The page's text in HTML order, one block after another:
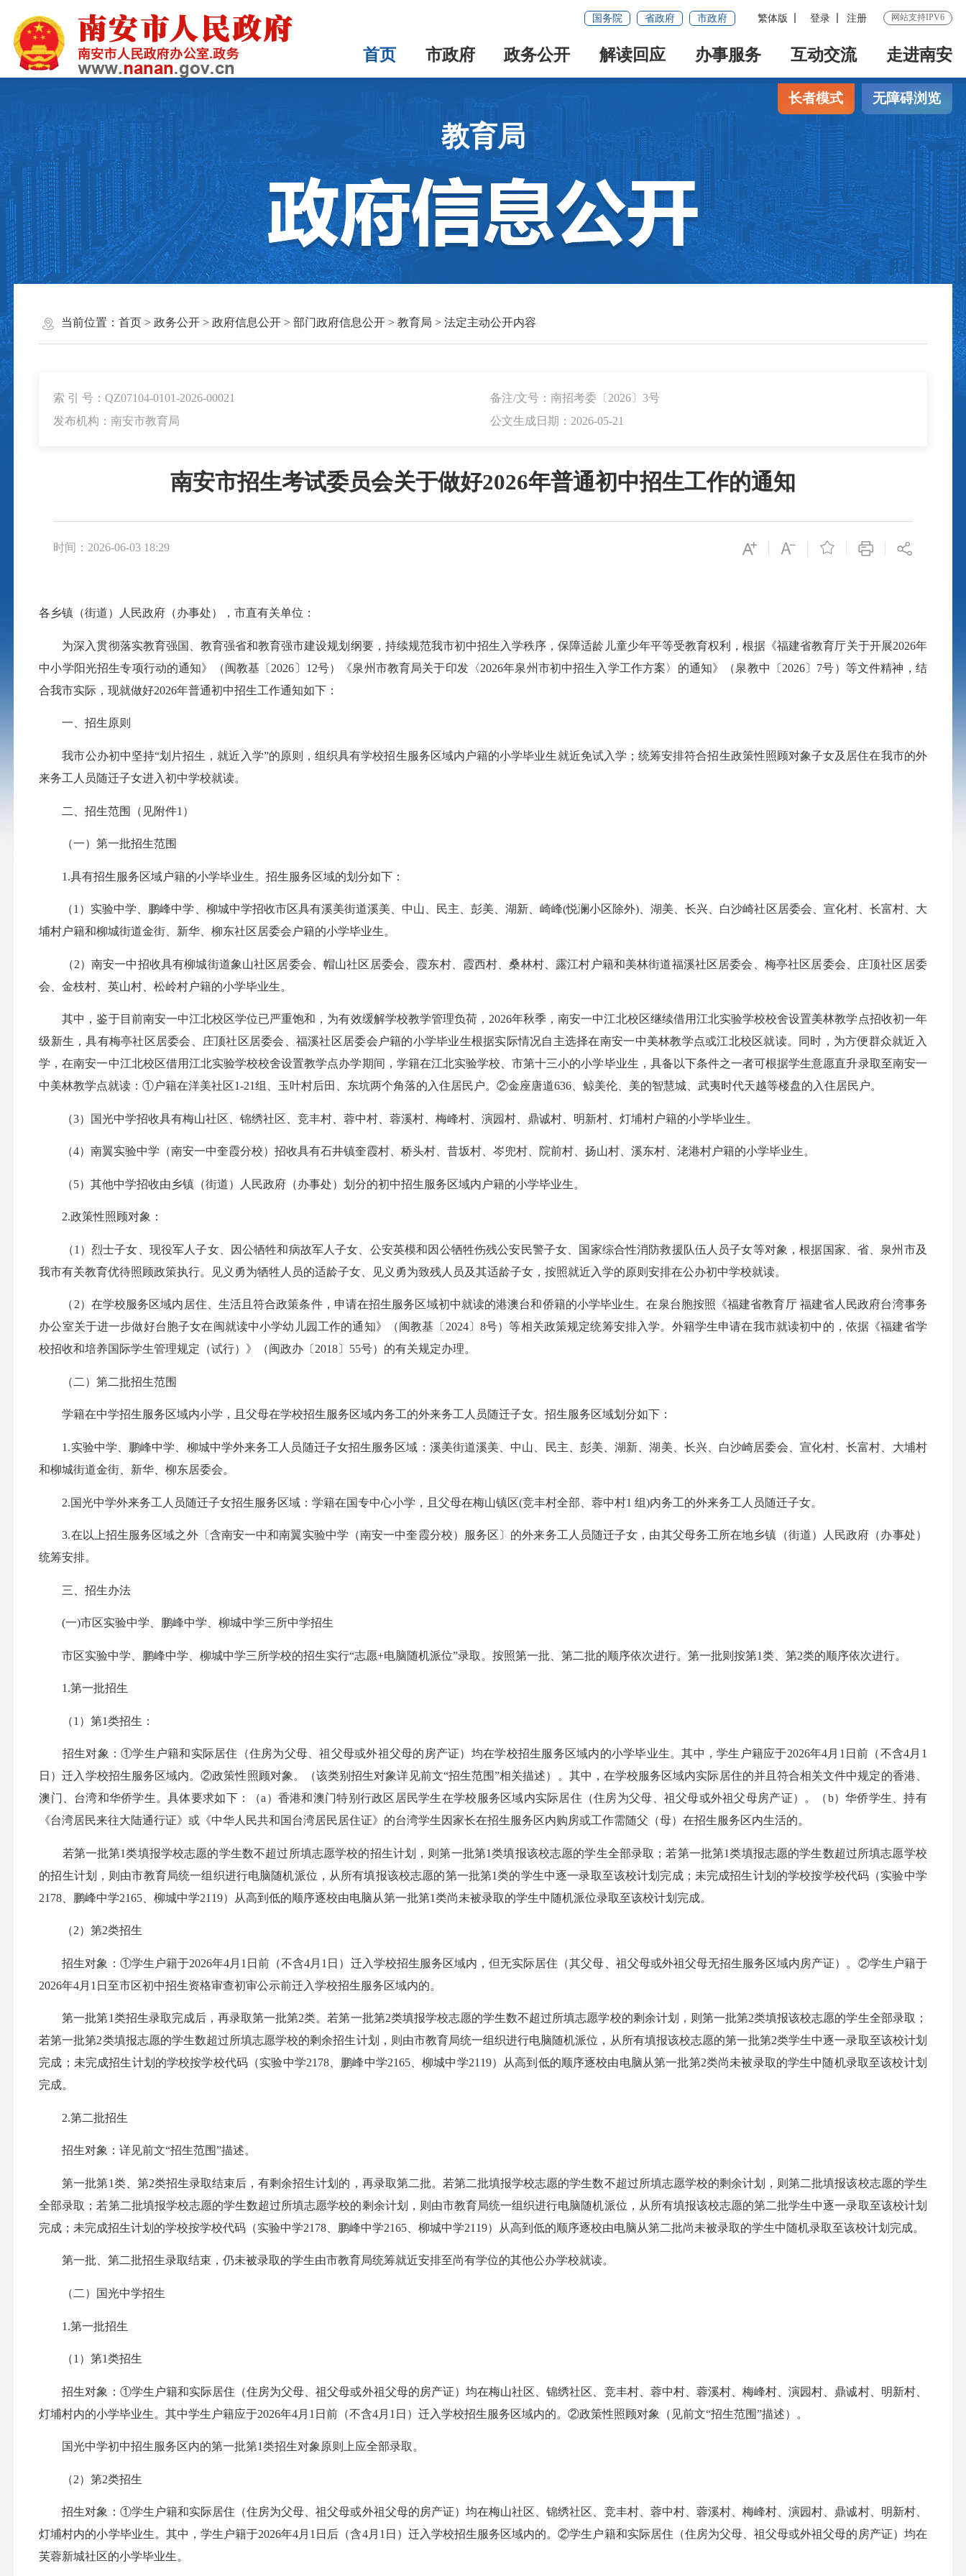
国务院 省政府 市政府 繁体版 登录 注册 网站支持IPV6
首页 市政府 政务公开 解读回应 办事服务 互动交流 走进南安
长者模式 无障碍浏览
教育局
当前位置： 首页> 政务公开> 政府信息公开> 部门政府信息公开> 教育局 > 法定主动公开内容
索 引 号：QZ07104-0101-2026-00021
备注/文号：南招考委〔2026〕3号
发布机构：南安市教育局
公文生成日期：2026-05-21
南安市招生考试委员会关于做好2026年普通初中招生工作的通知
时间：2026-06-03 18:29 
各乡镇（街道）人民政府（办事处），市直有关单位：
为深入贯彻落实教育强国、教育强省和教育强市建设规划纲要，持续规范我市初中招生入学秩序，保障适龄儿童少年平等受教育权利，根据《福建省教育厅关于开展2026年
中小学阳光招生专项行动的通知》（闽教基〔2026〕12号）《泉州市教育局关于印发〈2026年泉州市初中招生入学工作方案〉的通知》（泉教中〔2026〕7号）等文件精神，结
合我市实际，现就做好2026年普通初中招生工作通知如下：
一、招生原则
我市公办初中坚持“划片招生，就近入学”的原则，组织具有学校招生服务区域内户籍的小学毕业生就近免试入学；统筹安排符合招生政策性照顾对象子女及居住在我市的外
来务工人员随迁子女进入初中学校就读。
二、招生范围（见附件1）
（一）第一批招生范围
1.具有招生服务区域户籍的小学毕业生。招生服务区域的划分如下：
（1）实验中学、鹏峰中学、柳城中学招收市区具有溪美街道溪美、中山、民主、彭美、湖新、崎峰(悦澜小区除外) 、湖美、长兴、白沙崎社区居委会、宣化村、长富村、大
埔村户籍和柳城街道金街、新华、柳东社区居委会户籍的小学毕业生。
（2）南安一中招收具有柳城街道象山社区居委会、帽山社区居委会、霞东村、霞西村、桑林村、露江村户籍和美林街道福溪社区居委会、梅亭社区居委会、庄顶社区居委
会、金枝村、英山村、松岭村户籍的小学毕业生。
其中，鉴于目前南安一中江北校区学位已严重饱和，为有效缓解学校教学管理负荷，2026年秋季，南安一中江北校区继续借用江北实验学校校舍设置美林教学点招收初一年
级新生，具有梅亭社区居委会、庄顶社区居委会、福溪社区居委会户籍的小学毕业生根据实际情况自主选择在南安一中美林教学点或江北校区就读。同时，为方便群众就近入
学，在南安一中江北校区借用江北实验学校校舍设置教学点办学期间，学籍在江北实验学校、市第十三小的小学毕业生，具备以下条件之一者可根据学生意愿直升录取至南安一
中美林教学点就读：①户籍在洋美社区1-21组、玉叶村后田、东坑两个角落的入住居民户。②金座唐道636、鲸美伦、美的智慧城、武夷时代天越等楼盘的入住居民户。
（3）国光中学招收具有梅山社区、锦绣社区、竞丰村、蓉中村、蓉溪村、梅峰村、演园村、鼎诚村、明新村、灯埔村户籍的小学毕业生。
（4）南翼实验中学（南安一中奎霞分校）招收具有石井镇奎霞村、桥头村、昔坂村、岑兜村、院前村、扬山村、溪东村、㳣港村户籍的小学毕业生。
（5）其他中学招收由乡镇（街道）人民政府（办事处）划分的初中招生服务区域内户籍的小学毕业生。
2.政策性照顾对象：
（1）烈士子女、现役军人子女、因公牺牲和病故军人子女、公安英模和因公牺牲伤残公安民警子女、国家综合性消防救援队伍人员子女等对象，根据国家、省、泉州市及
我市有关教育优待照顾政策执行。见义勇为牺牲人员的适龄子女、见义勇为致残人员及其适龄子女，按照就近入学的原则安排在公办初中学校就读。
（2）在学校服务区域内居住、生活且符合政策条件，申请在招生服务区域初中就读的港澳台和侨籍的小学毕业生。在泉台胞按照《福建省教育厅 福建省人民政府台湾事务
办公室关于进一步做好台胞子女在闽就读中小学幼儿园工作的通知》（闽教基〔2024〕8号）等相关政策规定统筹安排入学。外籍学生申请在我市就读初中的，依据《福建省学
校招收和培养国际学生管理规定（试行）》（闽政办〔2018〕55号）的有关规定办理。
（二）第二批招生范围
学籍在中学招生服务区域内小学 ，且父母在学校招生服务区域内务工的外来务工人员随迁子女。招生服务区域划分如下：
1.实验中学、鹏峰中学、柳城中学外来务工人员随迁子女招生服务区域：溪美街道溪美、中山、民主、彭美、湖新、湖美、长兴、白沙崎居委会、宣化村、长富村、大埔村
和柳城街道金街、新华、柳东居委会。
2.国光中学外来务工人员随迁子女招生服务区域：学籍在国专中心小学 ，且父母在梅山镇区(竞丰村全部、蓉中村1 组)内务工的外来务工人员随迁子女。
3.在以上招生服务区域之外〔含南安一中和南翼实验中学（南安一中奎霞分校）服务区〕的外来务工人员随迁子女，由其父母务工所在地乡镇（街道）人民政府（办事处）
统筹安排。
三、招生办法
(一)市区实验中学、鹏峰中学、柳城中学三所中学招生
市区实验中学、鹏峰中学、柳城中学三所学校的招生实行“志愿+电脑随机派位”录取。按照第一批、第二批的顺序依次进行。第一批则按第1类、第2类的顺序依次进行。
1.第一批招生
（1）第1类招生：
招生对象：①学生户籍和实际居住（住房为父母、祖父母或外祖父母的房产证）均在学校招生服务区域内的小学毕业生。其中，学生户籍应于2026年4月1日前（不含4月1
日）迁入学校招生服务区域内。②政策性照顾对象。（该类别招生对象详见前文“招生范围”相关描述）。其中，在学校服务区域内实际居住的并且符合相关文件中规定的香港、
澳门、台湾和华侨学生。具体要求如下：（a）香港和澳门特别行政区居民学生在学校服务区域内实际居住（住房为父母、祖父母或外祖父母房产证）。（b）华侨学生、持有
《台湾居民来往大陆通行证》或《中华人民共和国台湾居民居住证》的台湾学生因家长在招生服务区内购房或工作需随父（母）在招生服务区内生活的。
若第一批第1类填报学校志愿的学生数不超过所填志愿学校的招生计划，则第一批第1类填报该校志愿的学生全部录取；若第一批第1类填报志愿的学生数超过所填志愿学校
的招生计划，则由市教育局统一组织进行电脑随机派位，从所有填报该校志愿的第一批第1类的学生中逐一录取至该校计划完成；未完成招生计划的学校按学校代码（实验中学
2178、鹏峰中学2165、柳城中学2119）从高到低的顺序逐校由电脑从第一批第1类尚未被录取的学生中随机派位录取至该校计划完成。
（2）第2类招生
招生对象：①学生户籍于2026年4月1日前（不含4月1日）迁入学校招生服务区域内，但无实际居住（其父母、祖父母或外祖父母无招生服务区域内房产证）。②学生户籍于
2026年4月1日至市区初中招生资格审查初审公示前迁入学校招生服务区域内的。
第一批第1类招生录取完成后，再录取第一批第2类。若第一批第2类填报学校志愿的学生数不超过所填志愿学校的剩余计划，则第一批第2类填报该校志愿的学生全部录取；
若第一批第2类填报志愿的学生数超过所填志愿学校的剩余招生计划，则由市教育局统一组织进行电脑随机派位，从所有填报该校志愿的第一批第2类学生中逐一录取至该校计划
完成；未完成招生计划的学校按学校代码（实验中学2178、鹏峰中学2165、柳城中学2119）从高到低的顺序逐校由电脑从第一批第2类尚未被录取的学生中随机录取至该校计划
完成。
2.第二批招生
招生对象：详见前文“招生范围”描述。
第一批第1类、第2类招生录取结束后，有剩余招生计划的，再录取第二批。若第二批填报学校志愿的学生数不超过所填志愿学校的剩余计划，则第二批填报该校志愿的学生
全部录取；若第二批填报学校志愿的学生数超过所填志愿学校的剩余计划，则由市教育局统一组织进行电脑随机派位，从所有填报该校志愿的第二批学生中逐一录取至该校计划
完成；未完成招生计划的学校按学校代码（实验中学2178、鹏峰中学2165、柳城中学2119）从高到低的顺序逐校由电脑从第二批尚未被录取的学生中随机录取至该校计划完成。
第一批、第二批招生录取结束，仍未被录取的学生由市教育局统筹就近安排至尚有学位的其他公办学校就读。
（二）国光中学招生
1.第一批招生
（1）第1类招生
招生对象：①学生户籍和实际居住（住房为父母、祖父母或外祖父母的房产证）均在梅山社区、锦绣社区、竞丰村、蓉中村、蓉溪村、梅峰村、演园村、鼎诚村、明新村、
灯埔村内的小学毕业生。其中学生户籍应于2026年4月1日前（不含4月1日）迁入学校招生服务区域内的。②政策性照顾对象（见前文“招生范围”描述）。
国光中学初中招生服务区内的第一批第1类招生对象原则上应全部录取。
（2）第2类招生
招生对象：①学生户籍和实际居住（住房为父母、祖父母或外祖父母的房产证）均在梅山社区、锦绣社区、竞丰村、蓉中村、蓉溪村、梅峰村、演园村、鼎诚村、明新村、
灯埔村内的小学毕业生。其中，学生户籍于2026年4月1日后（含4月1日）迁入学校招生服务区域内的。②学生户籍和实际居住（住房为父母、祖父母或外祖父母的房产证）均在
芙蓉新城社区的小学毕业生。